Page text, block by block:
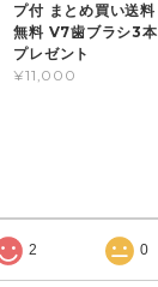
プ付 まとめ買い送料
無料 V7歯ブラシ3本
プレゼント
¥11,000
2 0